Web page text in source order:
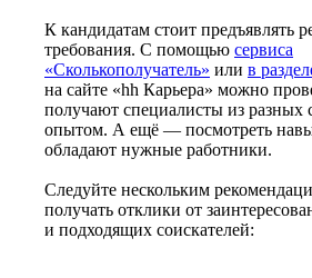
К кандидатам стоит предъявлять
требования. С помощью сервиса
«Сколькополучатель» или в
на сайте «hh Карьера» можно
получают специалисты из разных
опытом. А ещё — посмотреть
обладают нужные работники.
Следуйте нескольким
получать отклики от
и подходящих соискателей: